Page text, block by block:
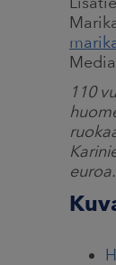
110
euroa.